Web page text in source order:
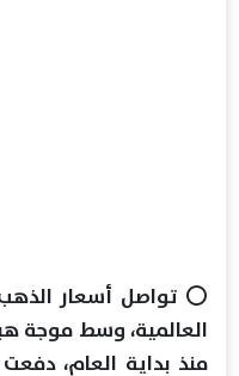
⭕ تواصل أسعار
العالمية، وسط موجة